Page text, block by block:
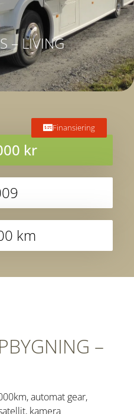
– LIVING
Finansiering
kr
km
–
automat gear,
kamera